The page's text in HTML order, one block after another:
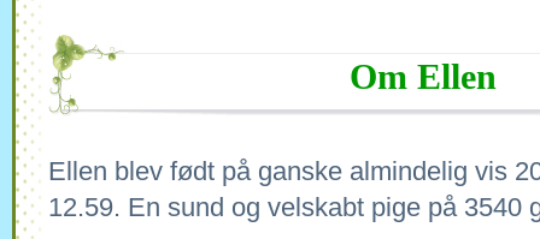
Om Ellen
Ellen blev født på ganske almindelig vis
12.59. En sund og velskabt pige på 3540